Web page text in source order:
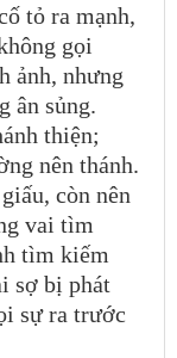
tỏ ra mạnh,
gọi
ảnh, nhưng
ân sủng.
thiện;
nên thánh.
còn nên
vai tìm
tìm kiếm
sợ bị phát
sự ra trước